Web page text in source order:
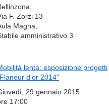
F. Zorzi 13
Magna,
amministrativo 3
lenta: esposizione progetti
d'or 2014"
29 gennaio 2015
17:00